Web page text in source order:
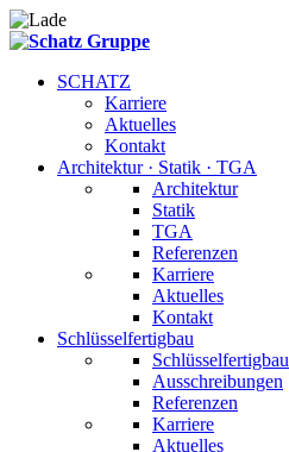
SCHATZ
Karriere
Aktuelles
Kontakt
Architektur · Statik · TGA
Architektur
Statik
TGA
Referenzen
Karriere
Aktuelles
Kontakt
Schlüsselfertigbau
Schlüsselfertigbau
Ausschreibungen
Referenzen
Karriere
Aktuelles